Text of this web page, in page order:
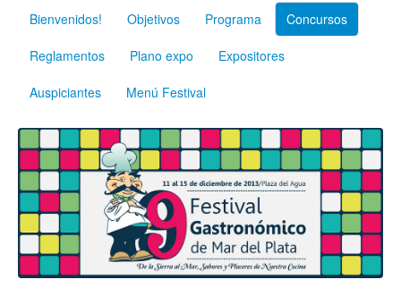
Bienvenidos! Objetivos Programa Concursos
Reglamentos Plano expo Expositores
Auspiciantes Menú Festival